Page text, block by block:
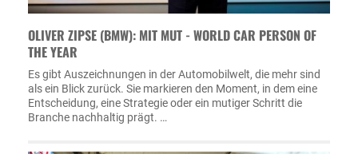
OLIVER ZIPSE (BMW): MIT MUT - WORLD CAR PERSON OF
THE YEAR
Es gibt Auszeichnungen in der Automobilwelt, die mehr sind
als ein Blick zurück. Sie markieren den Moment, in dem eine
Entscheidung, eine Strategie oder ein mutiger Schritt die
Branche nachhaltig prägt. …